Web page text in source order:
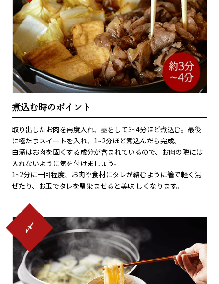
煮込む時のポイント
取り出したお肉を再度入れ、蓋をして3~4分ほど煮込む。最後
に極たまスイートを入れ、1~2分ほど煮込んだら完成。
白滝はお肉を固くする成分が含まれているので、お肉の隣には
入れないように気を付けましょう。
1~2分に一回程度、お肉や食材にタレが絡むように箸で軽く混
ぜたり、お玉でタレを馴染ませると美味 しくなります。